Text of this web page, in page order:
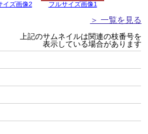
イズ画像2 フルサイズ画像1
＞ 一覧を見る
上記のサムネイルは関連の枝番号を
表示している場合があります